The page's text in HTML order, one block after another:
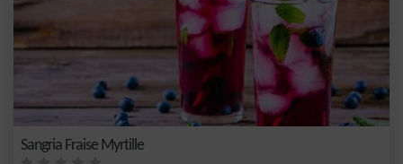
Sangria Fraise Myrtille